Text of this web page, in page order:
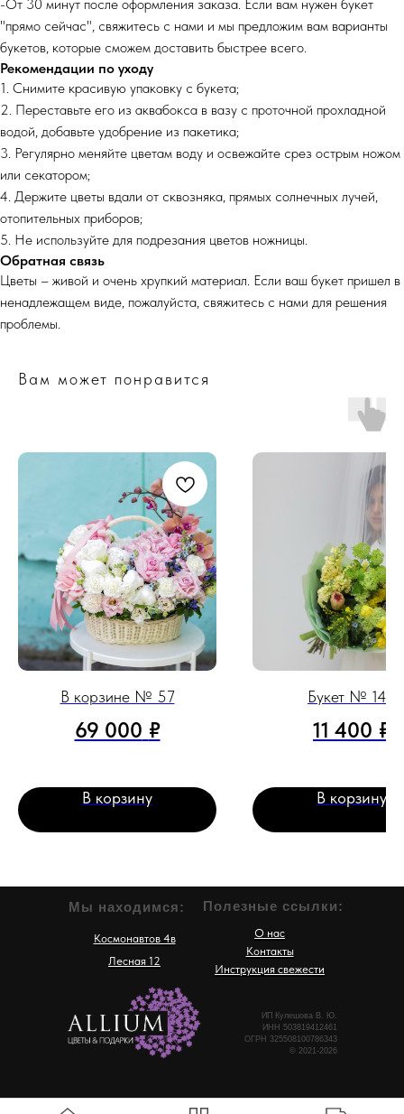
-От 30 минут после оформления заказа. Если вам нужен букет
"прямо сейчас", свяжитесь с нами и мы предложим вам варианты
букетов, которые сможем доставить быстрее всего.
Рекомендации по уходу
1. Снимите красивую упаковку с букета;
2. Переставьте его из аквабокса в вазу с проточной прохладной
водой, добавьте удобрение из пакетика;
3. Регулярно меняйте цветам воду и освежайте срез острым ножом
или секатором;
4. Держите цветы вдали от сквозняка, прямых солнечных лучей,
отопительных приборов;
5. Не используйте для подрезания цветов ножницы.
Обратная связь
Цветы – живой и очень хрупкий материал. Если ваш букет пришел в
ненадлежащем виде, пожалуйста, свяжитесь с нами для решения
проблемы.
Вам может понравится
В корзине № 57
69 000 ₽
В корзину
Букет № 146
11 400 ₽
В корзину
Полезные ссылки:
ИП Кулешова В. Ю.
ИНН 503819412461
ОГРН 325508100786343
© 2021-2026
Инструкция свежести
Контакты
О нас
Лесная 12
Мы находимся:
Космонавтов 4в